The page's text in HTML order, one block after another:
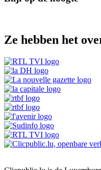
Ze hebben het